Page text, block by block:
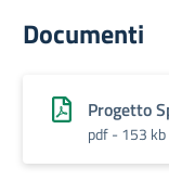
Documenti
Progetto
pdf - 153 kb